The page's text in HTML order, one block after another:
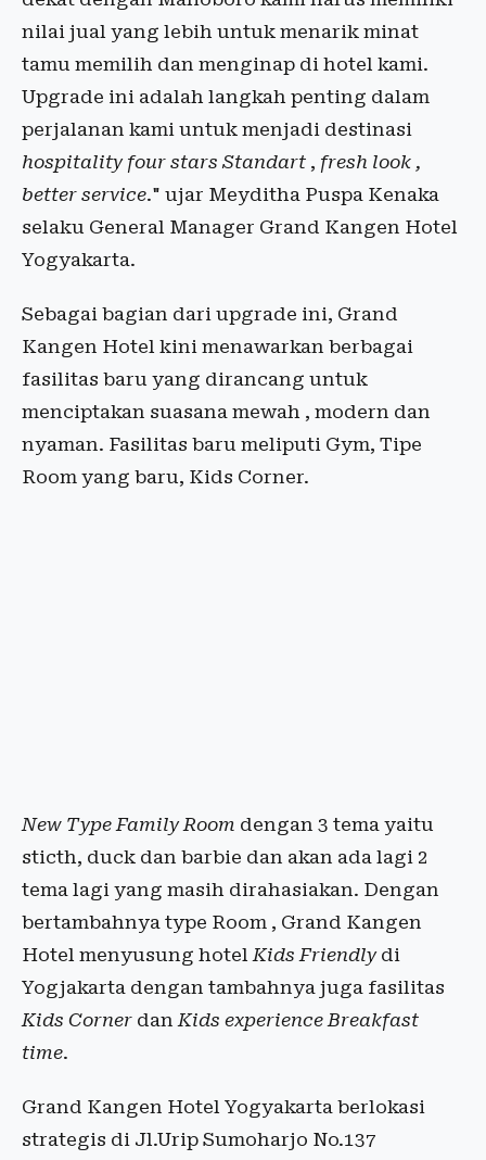
nilai jual yang lebih untuk menarik minat
tamu memilih dan menginap di hotel kami.
Upgrade ini adalah langkah penting dalam
perjalanan kami untuk menjadi destinasi
hospitality four stars Standart , fresh look ,
better service." ujar Meyditha Puspa Kenaka
selaku General Manager Grand Kangen Hotel
Yogyakarta.
Sebagai bagian dari upgrade ini, Grand
Kangen Hotel kini menawarkan berbagai
fasilitas baru yang dirancang untuk
menciptakan suasana mewah , modern dan
nyaman. Fasilitas baru meliputi Gym, Tipe
Room yang baru, Kids Corner.
New Type Family Room dengan 3 tema yaitu
sticth, duck dan barbie dan akan ada lagi 2
tema lagi yang masih dirahasiakan. Dengan
bertambahnya type Room , Grand Kangen
Hotel menyusung hotelKids Friendlydi
Yogjakarta dengan tambahnya juga fasilitas
Kids Corner danKids experience Breakfast
time.
Grand Kangen Hotel Yogyakarta berlokasi
strategis di Jl.Urip Sumoharjo No.137